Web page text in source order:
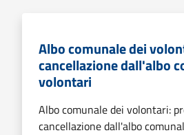
Albo comunale dei
cancellazione dall'albo
volontari
Albo comunale dei volontari:
cancellazione dall'albo